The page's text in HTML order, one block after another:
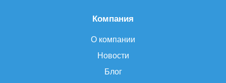
Компания
О компании
Новости
Блог